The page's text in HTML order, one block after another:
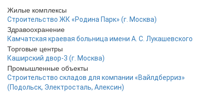
Жилые комплексы
Строительство ЖК «Родина Парк» (г. Москва)
Здравоохранение
Камчатская краевая больница имени А. С. Лукашевского
Торговые центры
Каширский двор-3 (г. Москва)
Промышленные объекты
Строительство складов для компании «Вайлдберриз»
(Подольск, Электросталь, Алексин)